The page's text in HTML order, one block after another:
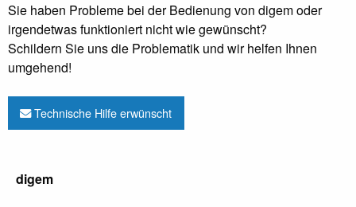
Sie haben Probleme bei der Bedienung von digem oder
irgendetwas funktioniert nicht wie gewünscht?
Schildern Sie uns die Problematik und wir helfen Ihnen
umgehend!
Technische Hilfe erwünscht
digem